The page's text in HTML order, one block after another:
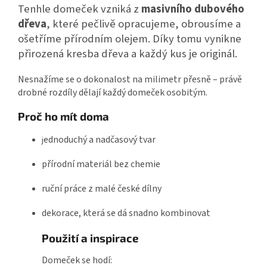
Tenhle domeček vzniká z masivního dubového
dřeva, které pečlivě opracujeme, obrousíme a
ošetříme přírodním olejem. Díky tomu vynikne
přirozená kresba dřeva a každý kus je originál.
Nesnažíme se o dokonalost na milimetr přesně – právě
drobné rozdíly dělají každý domeček osobitým.
Proč ho mít doma
jednoduchý a nadčasový tvar
přírodní materiál bez chemie
ruční práce z malé české dílny
dekorace, která se dá snadno kombinovat
Použití a inspirace
Domeček se hodí: